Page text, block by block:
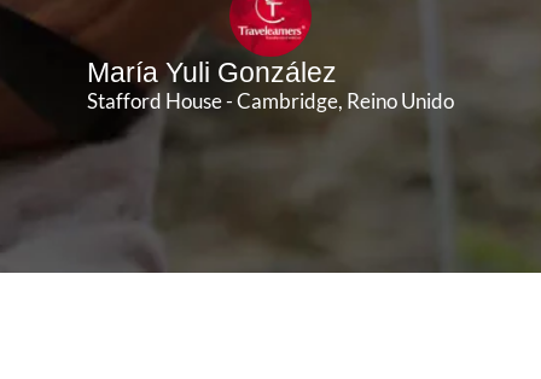
María Yuli González
Stafford House - Cambridge, Reino Unido